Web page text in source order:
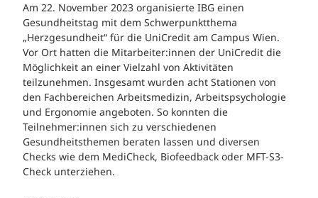
Am 22. November 2023 organisierte IBG einen
Gesundheitstag mit dem Schwerpunktthema
„Herzgesundheit“ für die UniCredit am Campus Wien.
Vor Ort hatten die Mitarbeiter:innen der UniCredit die
Möglichkeit an einer Vielzahl von Aktivitäten
teilzunehmen. Insgesamt wurden acht Stationen von
den Fachbereichen Arbeitsmedizin, Arbeitspsychologie
und Ergonomie angeboten. So konnten die
Teilnehmer:innen sich zu verschiedenen
Gesundheitsthemen beraten lassen und diversen
Checks wie dem MediCheck, Biofeedback oder MFT-S3-
Check unterziehen.